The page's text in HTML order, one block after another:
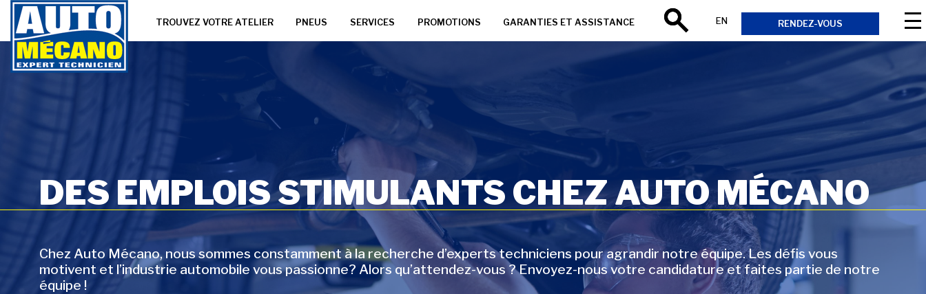
TROUVEZ VOTRE ATELIER PNEUS SERVICES PROMOTIONS GARANTIES ET ASSISTANCE RENDEZ-VOUS
EN
Rechercher
DES EMPLOIS STIMULANTS CHEZ AUTO MÉCANO
Chez Auto Mécano, nous sommes constamment à la recherche d’experts techniciens pour agrandir notre équipe. Les défis vous
motivent et l’industrie automobile vous passionne? Alors qu’attendez-vous ? Envoyez-nous votre candidature et faites partie de notre
équipe !